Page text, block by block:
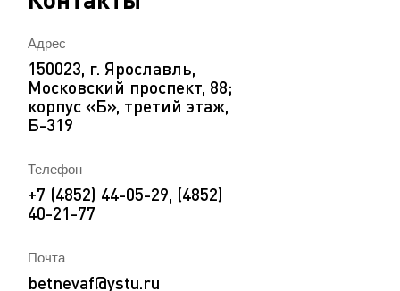
Адрес
150023, г. Ярославль,
Московский проспект, 88;
корпус «Б», третий этаж,
Б-319
Телефон
+7 (4852) 44-05-29, (4852)
40-21-77
Почта
betnevaf@ystu.ru